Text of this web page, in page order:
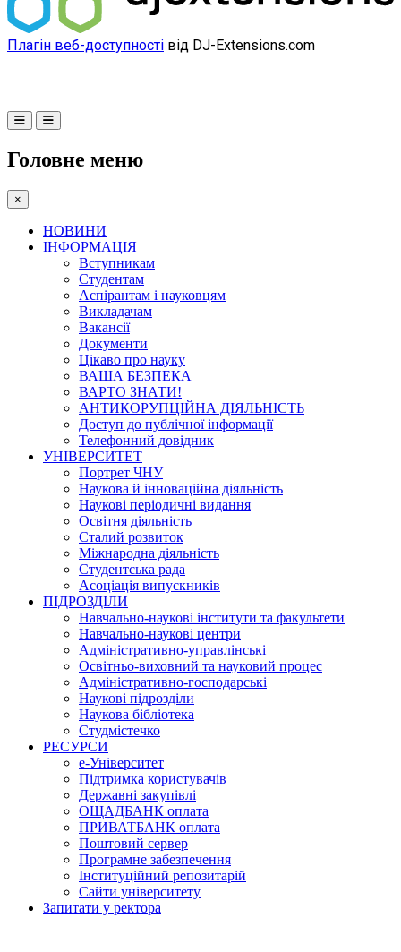
Плагін веб-доступності від DJ-Extensions.com
Головне меню
×
НОВИНИ
ІНФОРМАЦІЯ
Вступникам
Студентам
Аспірантам і науковцям
Викладачам
Вакансії
Документи
Цікаво про науку
ВАША БЕЗПЕКА
ВАРТО ЗНАТИ!
АНТИКОРУПЦІЙНА ДІЯЛЬНІСТЬ
Доступ до публічної інформації
Телефонний довідник
УНІВЕРСИТЕТ
Портрет ЧНУ
Наукова й інноваційна діяльність
Наукові періодичні видання
Освітня діяльність
Сталий розвиток
Міжнародна діяльність
Студентська рада
Асоціація випускників
ПІДРОЗДІЛИ
Навчально-наукові інститути та факультети
Навчально-наукові центри
Адміністративно-управлінські
Освітньо-виховний та науковий процес
Адміністративно-господарські
Наукові підрозділи
Наукова бібліотека
Студмістечко
РЕСУРСИ
е-Університет
Підтримка користувачів
Державні закупівлі
ОЩАДБАНК оплата
ПРИВАТБАНК оплата
Поштовий сервер
Програмне забезпечення
Інституційний репозитарій
Сайти університету
Запитати у ректора